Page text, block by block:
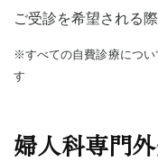
ご受診を希望される
※すべての自費診療につい
す
婦人科専門